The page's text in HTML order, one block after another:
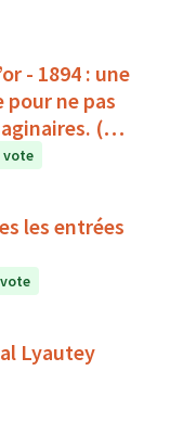
- 1894 : une
pour ne pas
(Par
vote
les entrées
Lyautey